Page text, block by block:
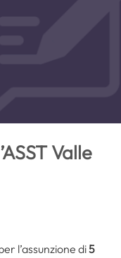
Valle
l’assunzione di5